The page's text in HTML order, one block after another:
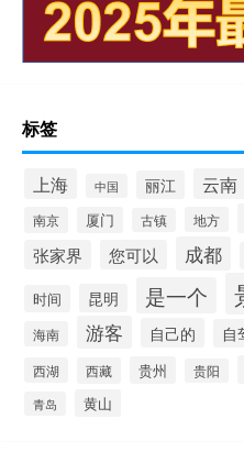
标签
上海 中国 丽江 云南
南京 厦门 古镇 地方
张家界 您可以 成都
时间 昆明 是一个
海南 游客 自己的 自
西湖 西藏 贵州 贵阳
青岛 黄山